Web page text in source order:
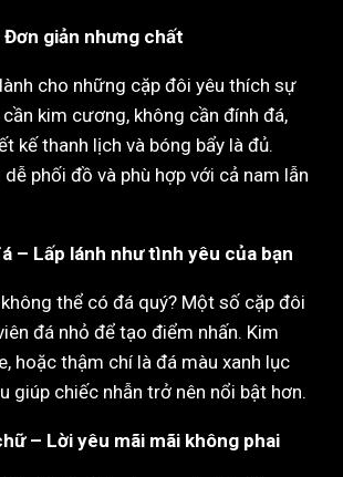
giản nhưng chất
cho những cặp đôi yêu thích sự
kim cương, không cần đính đá,
kế thanh lịch và bóng bẩy là đủ.
phối đồ và phù hợp với cả nam lẫn
– Lấp lánh như tình yêu của bạn
thể có đá quý? Một số cặp đôi
đá nhỏ để tạo điểm nhấn. Kim
hoặc thậm chí là đá màu xanh lục
giúp chiếc nhẫn trở nên nổi bật hơn.
– Lời yêu mãi mãi không phai